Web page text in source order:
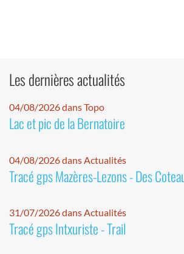
Les dernières actualités
04/08/2026 dans Topo
Lac et pic de la Bernatoire
04/08/2026 dans Actualités
Tracé gps Mazères-Lezons - Des
31/07/2026 dans Actualités
Tracé gps Intxuriste - Trail